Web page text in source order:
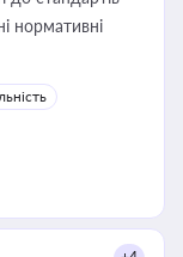
нормативні